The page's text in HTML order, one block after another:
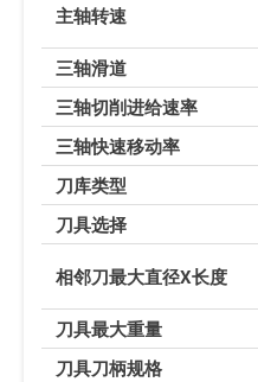
主轴转速
三轴滑道
三轴切削进给速率
三轴快速移动率
刀库类型
刀具选择
相邻刀最大直径X长度
刀具最大重量
刀具刀柄规格